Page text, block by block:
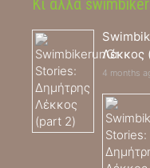
Κι άλλα
Λέκκος
4 months